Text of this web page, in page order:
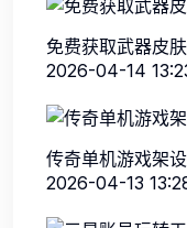
免费获取武器皮
2026-04-14
传奇单机游戏架
2026-04-13